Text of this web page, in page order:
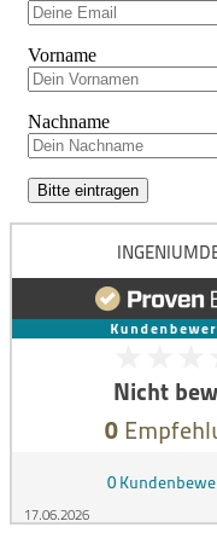
Vorname
Nachname